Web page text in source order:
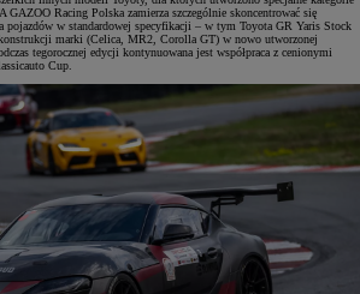
Racing Polska zamierza szczególnie skoncentrować się
pojazdów w standardowej specyfikacji – w tym Toyota GR Yaris Stock
marki (Celica, MR2, Corolla GT) w nowo utworzonej
tegorocznej edycji kontynuowana jest współpraca z cenionymi
Cup.